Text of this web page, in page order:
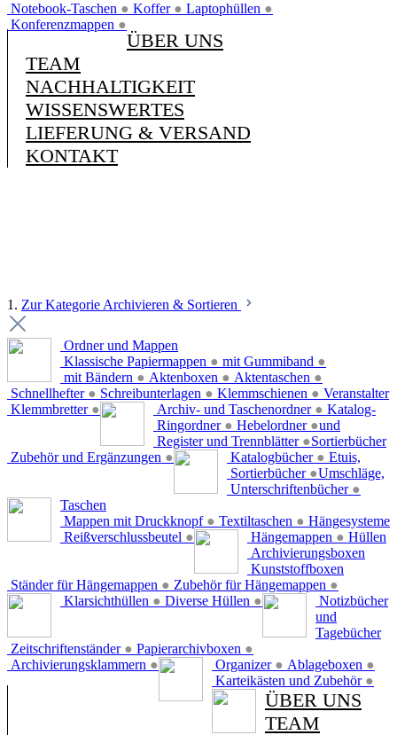
Notebook-Taschen ● Koffer ● Laptophüllen ●
Konferenzmappen ●
ÜBER UNS
TEAM
NACHHALTIGKEIT
WISSENSWERTES
LIEFERUNG & VERSAND
KONTAKT
1. Zur Kategorie Archivieren & Sortieren
Ordner und Mappen
Klassische Papiermappen ● mit Gummiband ●
mit Bändern ● Aktenboxen ● Aktentaschen ●
Schnellhefter ● Schreibunterlagen ● Klemmschienen ●
Klemmbretter ●
Veranstalter
Archiv- und Taschenordner ●
Ringordner ● Hebelordner ●
Register und Trennblätter ●
Zubehör und Ergänzungen ●
Katalog-
und
Sortierbücher
Katalogbücher ●
Sortierbücher ●
Unterschriftenbücher ●
Etuis,
Umschläge,
Taschen
Mappen mit Druckknopf ● Textiltaschen ●
Reißverschlussbeutel ●
Hängesysteme
Hängemappen ●
Ständer für Hängemappen ● Zubehör für Hängemappen ●
Hüllen
Klarsichthüllen ● Diverse Hüllen ●
Archivierungsboxen
Zeitschriftenständer ● Papierarchivboxen ●
Archivierungsklammern ●
Kunststoffboxen
Organizer ● Ablageboxen ●
Karteikästen und Zubehör ●
Notizbücher
und
Tagebücher
ÜBER UNS
TEAM